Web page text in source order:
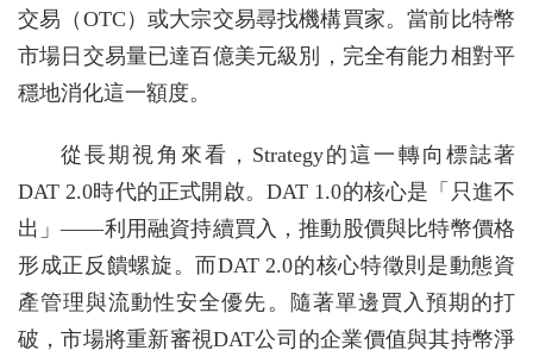
交易（OTC）或大宗交易尋找機構買家。當前比特幣
市場日交易量已達百億美元級別，完全有能力相對平
穩地消化這一額度。
從長期視角來看，Strategy的這一轉向標誌著
DAT 2.0時代的正式開啟。DAT 1.0的核心是「只進不
出」——利用融資持續買入，推動股價與比特幣價格
形成正反饋螺旋。而DAT 2.0的核心特徵則是動態資
產管理與流動性安全優先。隨著單邊買入預期的打
破，市場將重新審視DAT公司的企業價值與其持幣淨